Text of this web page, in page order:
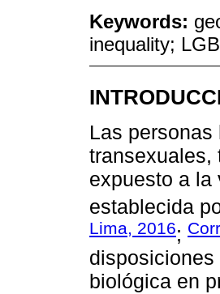
Keywords:
inequality;
Las
transexuales,
expuesto a la
establecida
Lima, 2016;
biológica en